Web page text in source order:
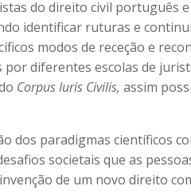
do direito civil português
identificar ruturas e
modos de receção e
diferentes escolas de
Corpus Iuris Civilis, assim
dos paradigmas científicos
societais que as
de um novo direito